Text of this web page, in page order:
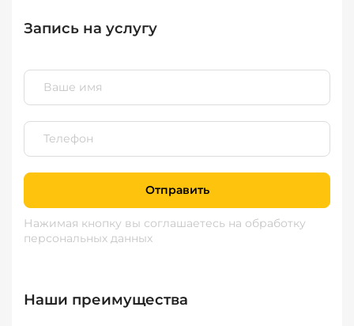
Запись на услугу
Отправить
Нажимая кнопку вы соглашаетесь на обработку
персональных данных
Наши преимущества